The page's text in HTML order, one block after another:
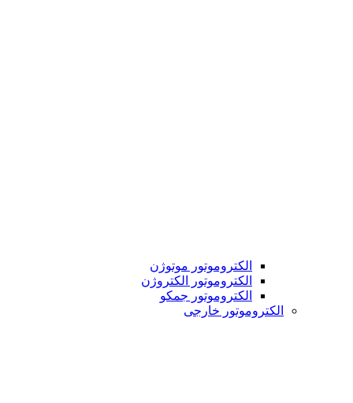
الکتروموتور موتوژن
الکتروموتور الکتروژن
الکتروموتور جمکو
الکتروموتور خارجی